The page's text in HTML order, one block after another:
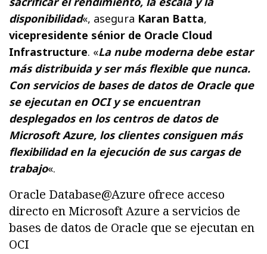
disponibilidad«, asegura Karan Batta,
vicepresidente sénior de Oracle Cloud
Infrastructure. «La nube moderna debe estar
más distribuida y ser más flexible que nunca.
Con servicios de bases de datos de Oracle que
se ejecutan en OCI y se encuentran
desplegados en los centros de datos de
Microsoft Azure, los clientes consiguen más
flexibilidad en la ejecución de sus cargas de
trabajo«.
Oracle Database@Azure ofrece acceso
directo en Microsoft Azure a servicios de
bases de datos de Oracle que se ejecutan en
OCI